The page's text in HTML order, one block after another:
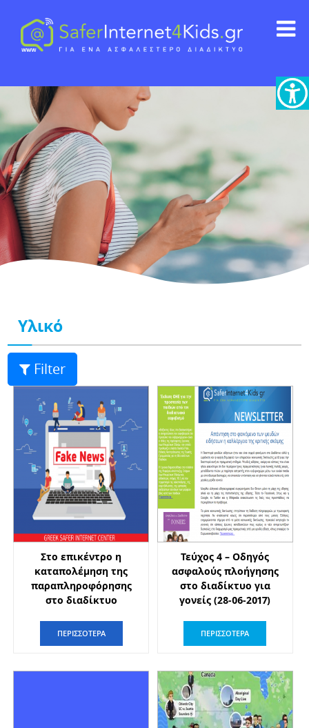
Υλικό
Filter
Στο επικέντρο η
καταπολέμηση της
παραπληροφόρησης
στο διαδίκτυο
ΠΕΡΙΣΣΟΤΕΡΑ
Τεύχος 4 – Οδηγός
ασφαλούς πλοήγησης
στο διαδίκτυο για
γονείς (28-06-2017)
ΠΕΡΙΣΣΟΤΕΡΑ